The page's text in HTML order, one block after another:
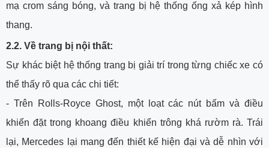
mạ crom sáng bóng, và trang bị hệ thống ống xả kép hình
thang.
2.2. Về trang bị nội thất:
Sự khác biệt hệ thống trang bị giải trí trong từng chiếc xe có
thể thấy rõ qua các chi tiết:
- Trên Rolls-Royce Ghost, một loạt các nút bấm và điều
khiển đặt trong khoang điều khiển trông khá rườm rà. Trái
lại, Mercedes lại mang đến thiết kế hiện đại và dễ nhìn với